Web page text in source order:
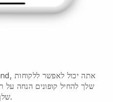
שלך להחיל קופונים הנחה על
שלך.